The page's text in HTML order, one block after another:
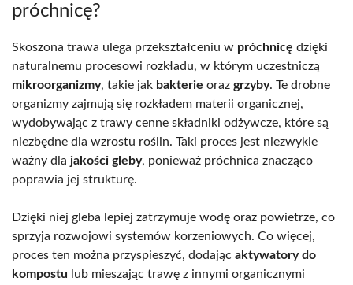
próchnicę?
Skoszona trawa ulega przekształceniu w próchnicę dzięki
naturalnemu procesowi rozkładu, w którym uczestniczą
mikroorganizmy, takie jak bakterie oraz grzyby. Te drobne
organizmy zajmują się rozkładem materii organicznej,
wydobywając z trawy cenne składniki odżywcze, które są
niezbędne dla wzrostu roślin. Taki proces jest niezwykle
ważny dla jakości gleby, ponieważ próchnica znacząco
poprawia jej strukturę.
Dzięki niej gleba lepiej zatrzymuje wodę oraz powietrze, co
sprzyja rozwojowi systemów korzeniowych. Co więcej,
proces ten można przyspieszyć, dodając aktywatory do
kompostu lub mieszając trawę z innymi organicznymi